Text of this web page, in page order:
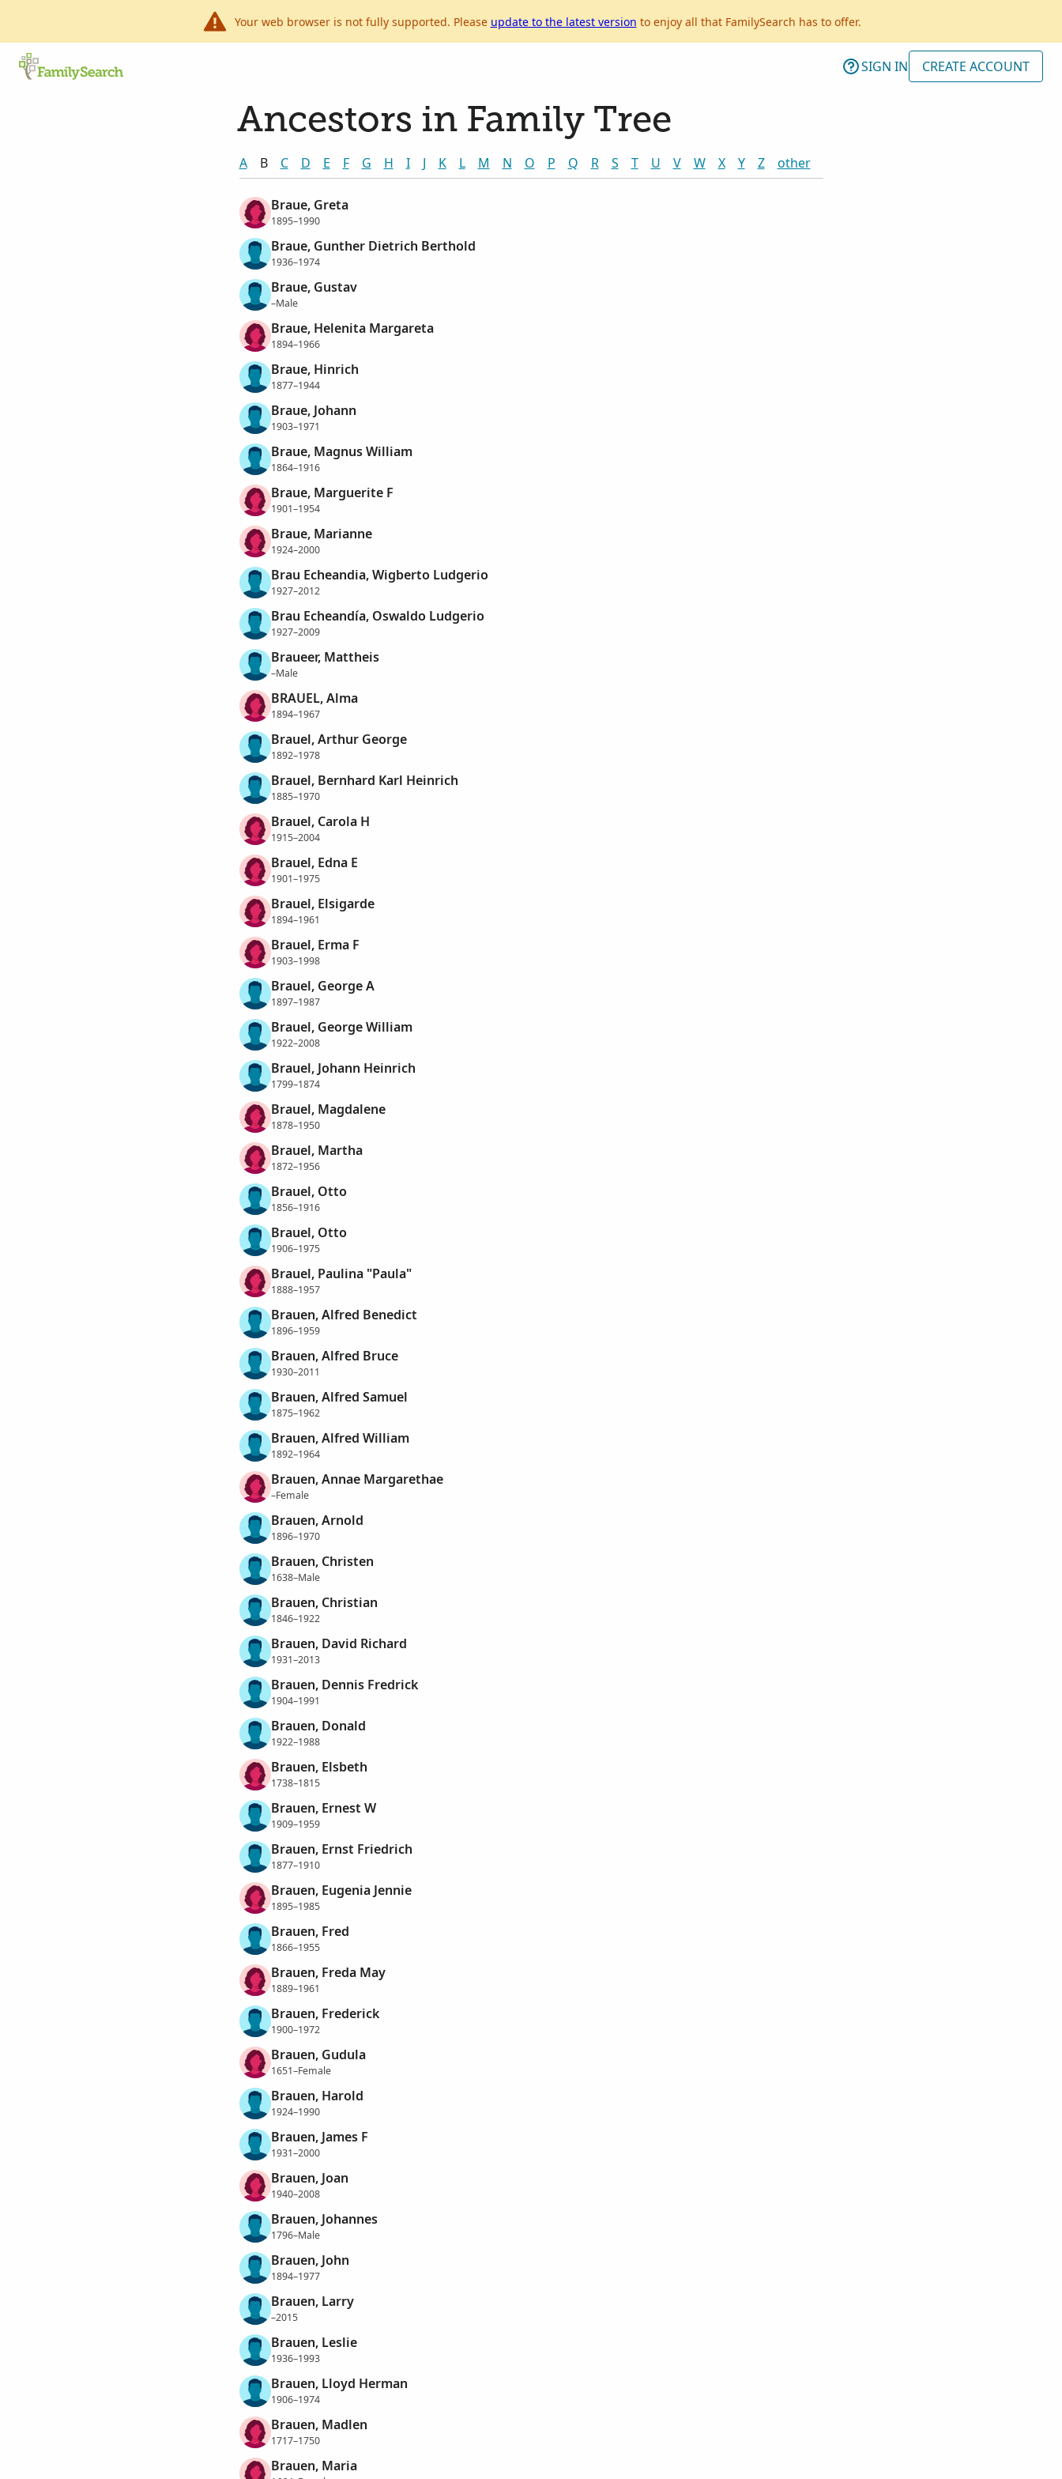
Your web browser is not fully supported. Please update to the latest version to enjoy all that FamilySearch has to offer.
SIGN IN CREATE ACCOUNT
Ancestors in Family Tree
A B C D E F G H I J K L M N O P Q R S T U V W X Y Z other
Braue, Greta
1895–1990
Braue, Gunther Dietrich Berthold
1936–1974
Braue, Gustav
–Male
Braue, Helenita Margareta
1894–1966
Braue, Hinrich
1877–1944
Braue, Johann
1903–1971
Braue, Magnus William
1864–1916
Braue, Marguerite F
1901–1954
Braue, Marianne
1924–2000
Brau Echeandia, Wigberto Ludgerio
1927–2012
Brau Echeandía, Oswaldo Ludgerio
1927–2009
Braueer, Mattheis
–Male
BRAUEL, Alma
1894–1967
Brauel, Arthur George
1892–1978
Brauel, Bernhard Karl Heinrich
1885–1970
Brauel, Carola H
1915–2004
Brauel, Edna E
1901–1975
Brauel, Elsigarde
1894–1961
Brauel, Erma F
1903–1998
Brauel, George A
1897–1987
Brauel, George William
1922–2008
Brauel, Johann Heinrich
1799–1874
Brauel, Magdalene
1878–1950
Brauel, Martha
1872–1956
Brauel, Otto
1856–1916
Brauel, Otto
1906–1975
Brauel, Paulina "Paula"
1888–1957
Brauen, Alfred Benedict
1896–1959
Brauen, Alfred Bruce
1930–2011
Brauen, Alfred Samuel
1875–1962
Brauen, Alfred William
1892–1964
Brauen, Annae Margarethae
–Female
Brauen, Arnold
1896–1970
Brauen, Christen
1638–Male
Brauen, Christian
1846–1922
Brauen, David Richard
1931–2013
Brauen, Dennis Fredrick
1904–1991
Brauen, Donald
1922–1988
Brauen, Elsbeth
1738–1815
Brauen, Ernest W
1909–1959
Brauen, Ernst Friedrich
1877–1910
Brauen, Eugenia Jennie
1895–1985
Brauen, Fred
1866–1955
Brauen, Freda May
1889–1961
Brauen, Frederick
1900–1972
Brauen, Gudula
1651–Female
Brauen, Harold
1924–1990
Brauen, James F
1931–2000
Brauen, Joan
1940–2008
Brauen, Johannes
1796–Male
Brauen, John
1894–1977
Brauen, Larry
–2015
Brauen, Leslie
1936–1993
Brauen, Lloyd Herman
1906–1974
Brauen, Madlen
1717–1750
Brauen, Maria